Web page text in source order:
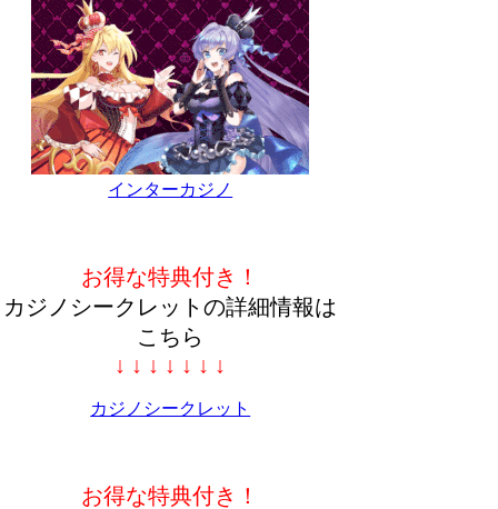
インターカジノ
お得な特典付き！
カジノシークレットの詳細情報は
こちら
↓ ↓ ↓ ↓ ↓ ↓ ↓
カジノシークレット
お得な特典付き！